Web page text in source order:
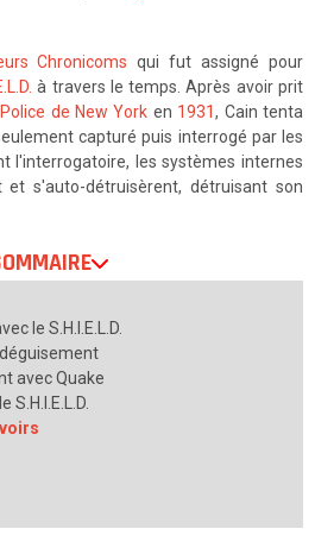
Chronicoms qui fut assigné pour
à travers le temps. Après avoir prit
Police de New York en 1931, Cain tenta
capturé puis interrogé par les
l'interrogatoire, les systèmes internes
et s'auto-détruisèrent, détruisant son
le S.H.I.E.L.D.
avec Quake
S.H.I.E.L.D.